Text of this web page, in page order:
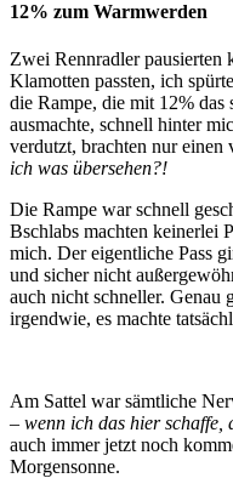
12% zum Warmwerden
Zwei Rennradler pausierten
Klamotten passten, ich
die Rampe, die mit 12% das
ausmachte, schnell hinter
verdutzt, brachten nur einen
ich was übersehen?!
Die Rampe war schnell
Bschlabs machten keinerlei
mich. Der eigentliche Pass
und sicher nicht
auch nicht schneller. Genau
irgendwie, es machte
Am Sattel war sämtliche
– wenn ich das hier schaffe,
auch immer jetzt noch
Morgensonne.